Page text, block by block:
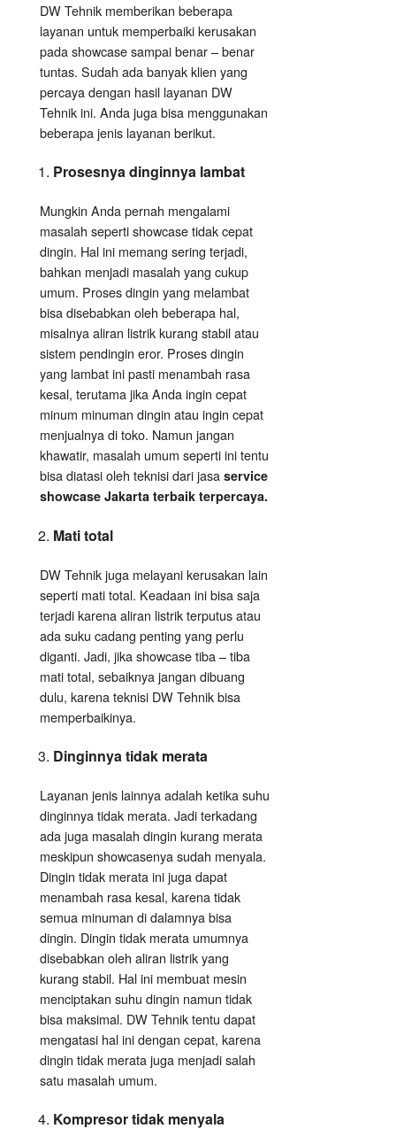
DW Tehnik memberikan beberapa
layanan untuk memperbaiki kerusakan
pada showcase sampai benar – benar
tuntas. Sudah ada banyak klien yang
percaya dengan hasil layanan DW
Tehnik ini. Anda juga bisa menggunakan
beberapa jenis layanan berikut.
Prosesnya dinginnya lambat
Mungkin Anda pernah mengalami
masalah seperti showcase tidak cepat
dingin. Hal ini memang sering terjadi,
bahkan menjadi masalah yang cukup
umum. Proses dingin yang melambat
bisa disebabkan oleh beberapa hal,
misalnya aliran listrik kurang stabil atau
sistem pendingin eror. Proses dingin
yang lambat ini pasti menambah rasa
kesal, terutama jika Anda ingin cepat
minum minuman dingin atau ingin cepat
menjualnya di toko. Namun jangan
khawatir, masalah umum seperti ini tentu
bisa diatasi oleh teknisi dari jasa service
showcase Jakarta terbaik terpercaya.
Mati total
DW Tehnik juga melayani kerusakan lain
seperti mati total. Keadaan ini bisa saja
terjadi karena aliran listrik terputus atau
ada suku cadang penting yang perlu
diganti. Jadi, jika showcase tiba – tiba
mati total, sebaiknya jangan dibuang
dulu, karena teknisi DW Tehnik bisa
memperbaikinya.
Dinginnya tidak merata
Layanan jenis lainnya adalah ketika suhu
dinginnya tidak merata. Jadi terkadang
ada juga masalah dingin kurang merata
meskipun showcasenya sudah menyala.
Dingin tidak merata ini juga dapat
menambah rasa kesal, karena tidak
semua minuman di dalamnya bisa
dingin. Dingin tidak merata umumnya
disebabkan oleh aliran listrik yang
kurang stabil. Hal ini membuat mesin
menciptakan suhu dingin namun tidak
bisa maksimal. DW Tehnik tentu dapat
mengatasi hal ini dengan cepat, karena
dingin tidak merata juga menjadi salah
satu masalah umum.
Kompresor tidak menyala